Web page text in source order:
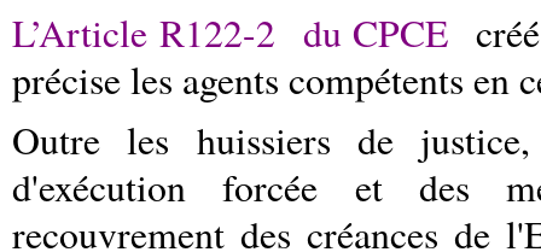
L’Article R122-2 du CPCE
précise les agents compétents en
Outre les huissiers de justice,
d'exécution forcée et des
recouvrement des créances de